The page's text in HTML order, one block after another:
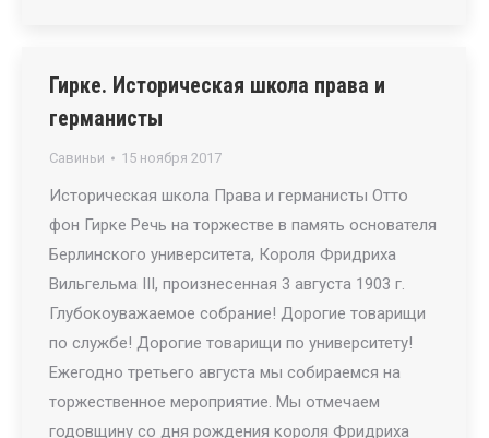
Гирке. Историческая школа права и
германисты
Савиньи 15 ноября 2017
Историческая школа Права и германисты Отто
фон Гирке Речь на торжестве в память основателя
Берлинского университета, Короля Фридриха
Вильгельма III, произнесенная 3 августа 1903 г.
Глубокоуважаемое собрание! Дорогие товарищи
по службе! Дорогие товарищи по университету!
Ежегодно третьего августа мы собираемся на
торжественное мероприятие. Мы отмечаем
годовщину со дня рождения короля Фридриха